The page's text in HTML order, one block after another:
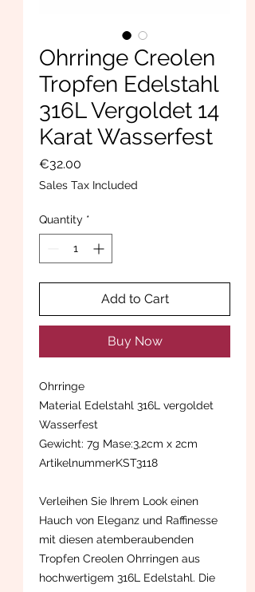
Ohrringe Creolen
Tropfen Edelstahl
316L Vergoldet 14
Karat Wasserfest
€32.00
Sales Tax Included
Quantity *
Add to Cart
Buy Now
Ohrringe
Material Edelstahl 316L vergoldet
Wasserfest
Gewicht: 7g Mase:3,2cm x 2cm
ArtikelnummerKST3118
Verleihen Sie Ihrem Look einen
Hauch von Eleganz und Raffinesse
mit diesen atemberaubenden
Tropfen Creolen Ohrringen aus
hochwertigem 316L Edelstahl. Die